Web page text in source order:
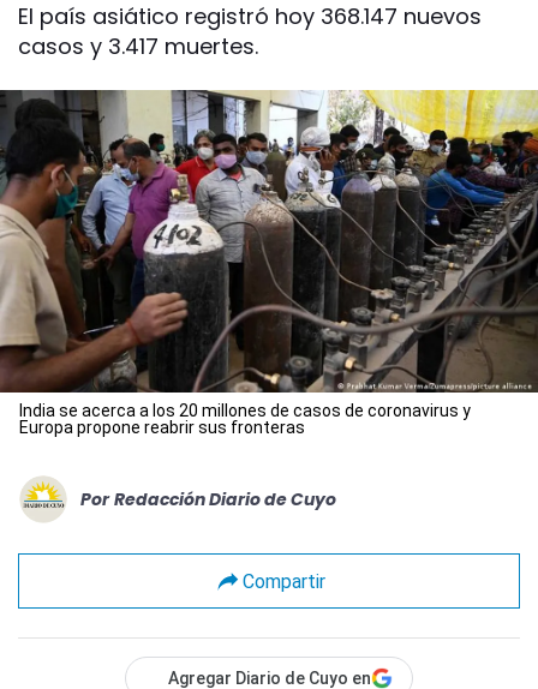
El país asiático registró hoy 368.147 nuevos
casos y 3.417 muertes.
India se acerca a los 20 millones de casos de coronavirus y
Europa propone reabrir sus fronteras
Por Redacción Diario de Cuyo
Compartir
Agregar Diario de Cuyo en